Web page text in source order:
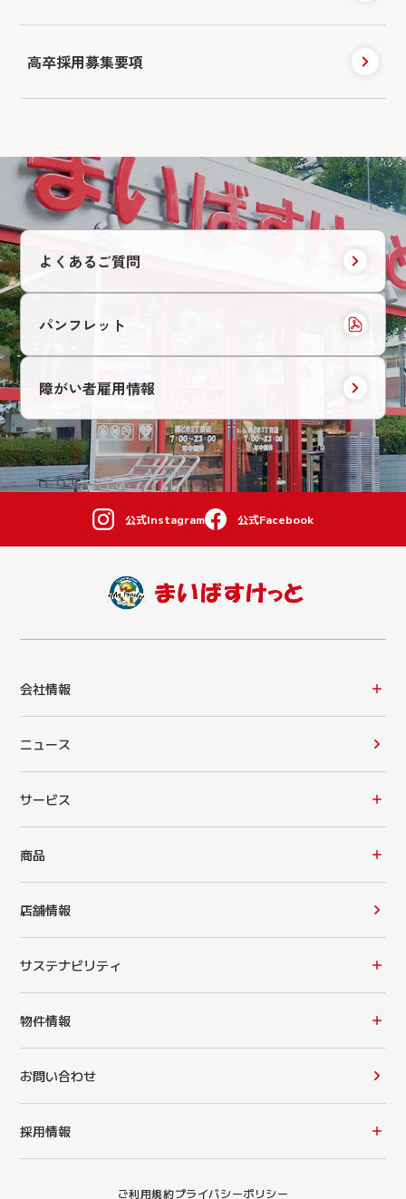
高卒採用募集要項
よくあるご質問
パンフレット
障がい者雇用情報
公式Instagram 公式Facebook
会社情報
ニュース
サービス
商品
店舗情報
サステナビリティ
物件情報
お問い合わせ
採用情報
ご利用規約プライバシーポリシー